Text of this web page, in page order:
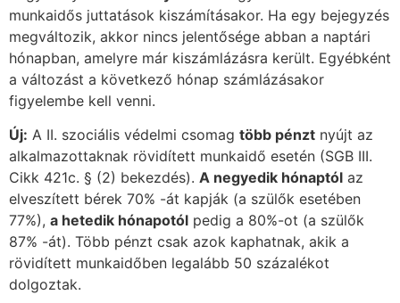
munkaidős juttatások kiszámításakor. Ha egy bejegyzés
megváltozik, akkor nincs jelentősége abban a naptári
hónapban, amelyre már kiszámlázásra került. Egyébként
a változást a következő hónap számlázásakor
figyelembe kell venni.
Új: A II. szociális védelmi csomag több pénzt nyújt az
alkalmazottaknak rövidített munkaidő esetén (SGB III.
Cikk 421c. § (2) bekezdés). A negyedik hónaptól az
elveszített bérek 70% -át kapják (a szülők esetében
77%), a hetedik hónapotól pedig a 80%-ot (a szülők
87% -át). Több pénzt csak azok kaphatnak, akik a
rövidített munkaidőben legalább 50 százalékot
dolgoztak.